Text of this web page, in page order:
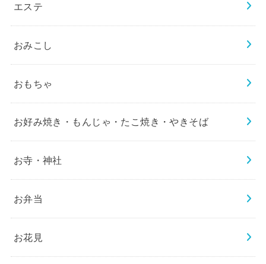
エステ
おみこし
おもちゃ
お好み焼き・もんじゃ・たこ焼き・やきそば
お寺・神社
お弁当
お花見